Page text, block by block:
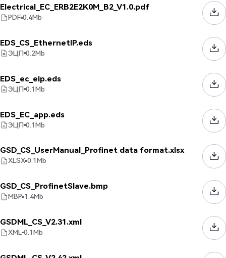
Electrical_EC_ERB2E2K0M_B2_V1.0.pdf
PDF 0.4Mb
EDS_CS_EthernetIP.eds
ЭЦП 0.2Mb
EDS_ec_eip.eds
ЭЦП 0.1Mb
EDS_EC_app.eds
ЭЦП 0.1Mb
GSD_CS_UserManual_Profinet data format.xlsx
XLSX 0.1Mb
GSD_CS_ProfinetSlave.bmp
MBP 1.4Mb
GSDML_CS_V2.31.xml
XML 0.1Mb